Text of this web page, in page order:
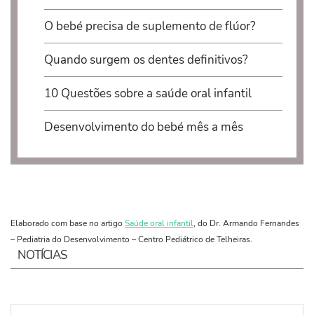
O bebé precisa de suplemento de flúor?
Quando surgem os dentes definitivos?
10 Questões sobre a saúde oral infantil
Desenvolvimento do bebé mês a mês
Elaborado com base no artigo Saúde oral infantil, do Dr. Armando Fernandes
– Pediatria do Desenvolvimento – Centro Pediátrico de Telheiras.
NOTÍCIAS